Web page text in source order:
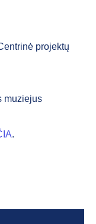
projektų
muziejus
.